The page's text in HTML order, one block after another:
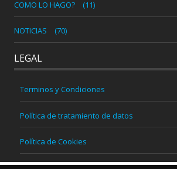
COMO LO HAGO? (11)
NOTICIAS (70)
LEGAL
Terminos y Condiciones
Política de tratamiento de datos
Política de Cookies